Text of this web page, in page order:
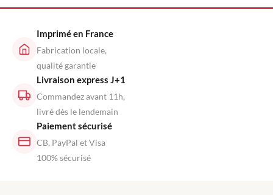
Imprimé en France
Fabrication locale,
qualité garantie
Livraison express J+1
Commandez avant 11h,
livré dès le lendemain
Paiement sécurisé
CB, PayPal et Visa
100% sécurisé